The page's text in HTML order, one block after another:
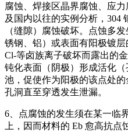
腐蚀、焊接区晶界腐蚀、应
及国内以往的实例分析，304
（缝隙）腐蚀破坏。点蚀多
锈钢、铝）或表面有阳极镀
Cl-等卤族离子破坏而露出的
钝化表面（阴极）形成活化
池，促使作为阳极的该点处
孔洞直至穿透发生泄漏。
6、点腐蚀的发生须在某一临
上，因而材料的 Eb 愈高抗点